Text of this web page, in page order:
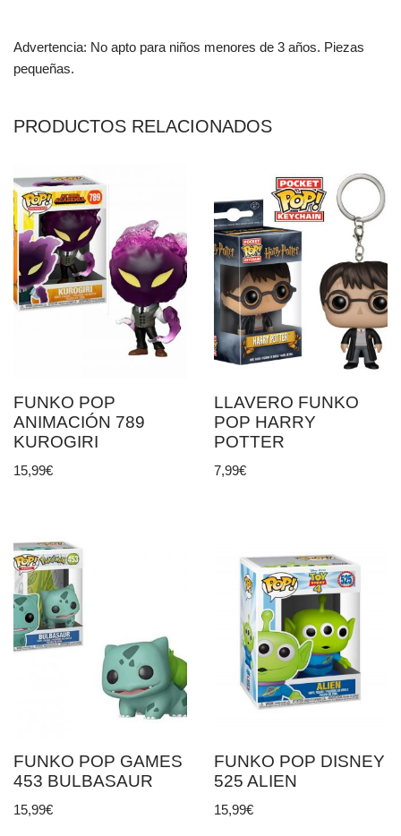
Advertencia: No apto para niños menores de 3 años. Piezas
pequeñas.
PRODUCTOS RELACIONADOS
FUNKO POP
ANIMACIÓN 789
KUROGIRI
15,99€
LLAVERO FUNKO
POP HARRY
POTTER
7,99€
FUNKO POP GAMES
453 BULBASAUR
15,99€
FUNKO POP DISNEY
525 ALIEN
15,99€